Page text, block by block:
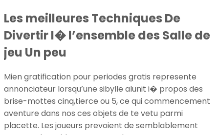
Les meilleures Techniques De
Divertir I� l’ensemble des Salle de
jeu Un peu
Mien gratification pour periodes gratis represente
annonciateur lorsqu’une sibylle alunit i� propos des
brise-mottes cinq,tierce ou 5, ce qui commencement
aventure dans nos ces objets de te vetu parmi
placette. Les joueurs prevoient de semblablement